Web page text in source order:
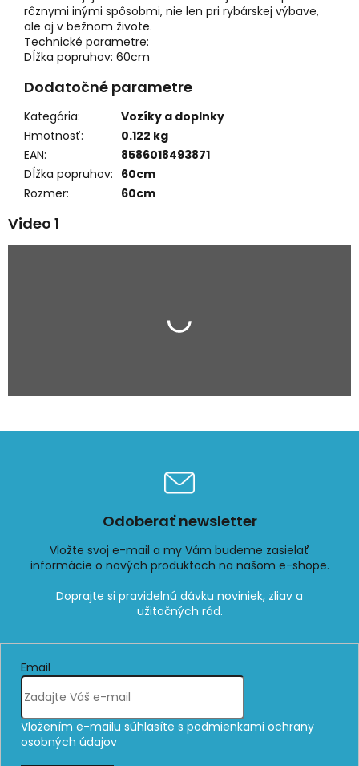
rôznymi inými spôsobmi, nie len pri rybárskej výbave,
ale aj v bežnom živote.
Technické parametre:
Dĺžka popruhov: 60cm
Dodatočné parametre
Kategória:
Vozíky a doplnky
Hmotnosť:
0.122 kg
EAN:
8586018493871
Dĺžka popruhov: 60cm
Rozmer: 60cm
Video 1
Odoberať newsletter
Vložte svoj e-mail a my Vám budeme zasielať
informácie o nových produktoch na našom e-shope.
Email
Vložením e-mailu súhlasíte s podmienkami ochrany
osobných údajov